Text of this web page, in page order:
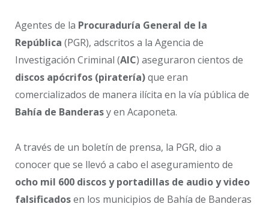
Agentes de la Procuraduría General de la
República (PGR), adscritos a la Agencia de
Investigación Criminal (AIC) aseguraron cientos de
discos apócrifos (piratería)que eran
comercializados de manera ilícita en la vía pública de
Bahía de Banderasy en Acaponeta.
A través de un boletín de prensa, la PGR, dio a
conocer que se llevó a cabo el aseguramiento de
ocho mil 600 discos y portadillas de audio y video
falsificadosen los municipios de Bahía de Banderas